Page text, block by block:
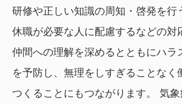
研修や正しい知識の周知・啓発を行
休職が必要な人に配慮するなどの対
仲間への理解を深めるとともにハラ
を予防し、無理をしすぎることなく
つくることにもつながります。 気